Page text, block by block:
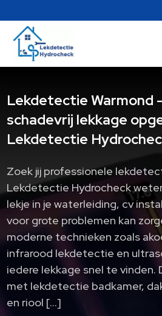
Lekdetectie Warmond
schadevrij lekkage
Lekdetectie
Zoek jij professionele
Lekdetectie Hydrocheck
lekje in je waterleiding, cv
voor grote problemen kan
moderne technieken zoals
infrarood lekdetectie en
iedere lekkage snel te vinden.​
met lekdetectie badkamer,
en riool […]